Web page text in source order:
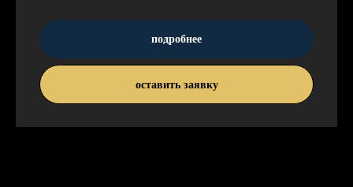
подробнее
оставить заявку